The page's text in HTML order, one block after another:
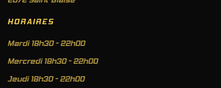
HORAIRES
Mardi 18h30 - 22h00
Mercredi 18h30 - 22h00
Jeudi 18h30 - 22h00